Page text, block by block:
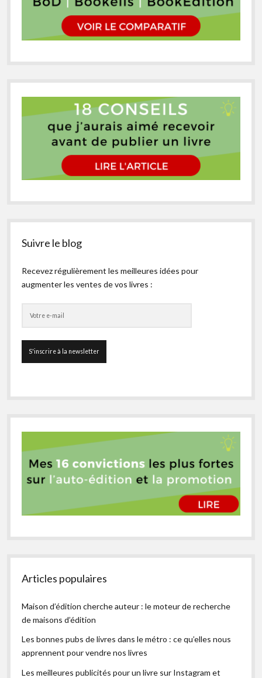
Suivre le blog
Recevez régulièrement les meilleures idées pour
augmenter les ventes de vos livres :
Articles populaires
Maison d’édition cherche auteur : le moteur de recherche
de maisons d’édition
Les bonnes pubs de livres dans le métro : ce qu’elles nous
apprennent pour vendre nos livres
Les meilleures publicités pour un livre sur Instagram et